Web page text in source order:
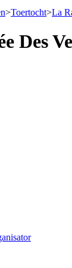
>Toertocht>La
Des